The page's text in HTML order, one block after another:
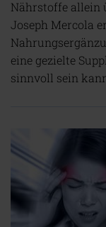
Nährstoffe allein
Joseph Mercola
eine gezielte
sinnvoll sein